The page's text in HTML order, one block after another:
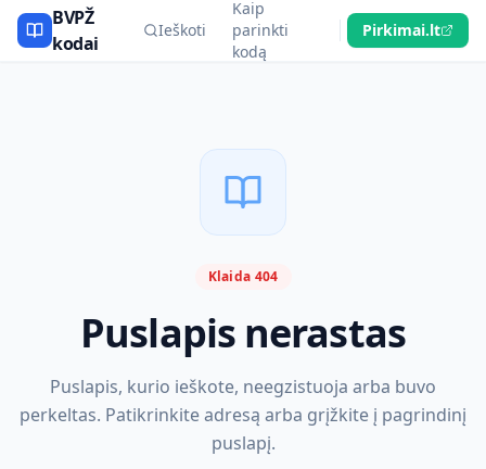
BVPŽ
kodai
Ieškoti
Kaip
parinkti
kodą
Pirkimai.lt
Klaida 404
Puslapis nerastas
Puslapis, kurio ieškote, neegzistuoja arba buvo
perkeltas. Patikrinkite adresą arba grįžkite į pagrindinį
puslapį.